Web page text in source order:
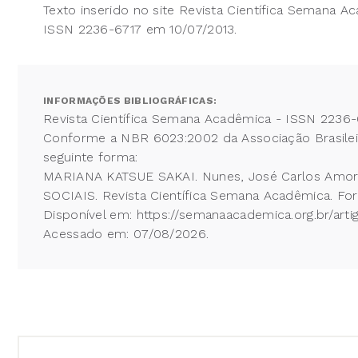
Texto inserido no site Revista Científica Semana
ISSN 2236-6717 em 10/07/2013.
INFORMAÇÕES BIBLIOGRÁFICAS:
Revista Científica Semana Acadêmica - ISSN 2236-
Conforme a NBR 6023:2002 da Associação
seguinte forma:
MARIANA KATSUE SAKAI. Nunes, José Carlos
SOCIAIS. Revista Científica Semana Acadêmica.
Disponível em: https://semanaacademica.org.br/
Acessado em: 07/08/2026.